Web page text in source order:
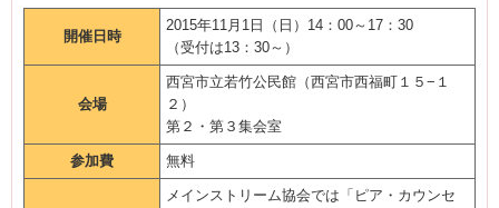
開催日時
2015年11月1日（日）14：00～17：30
（受付は13：30～）
会場
西宮市立若竹公民館（西宮市西福町１５−１
２）
第２・第３集会室
参加費 無料
メインストリーム協会では「ピア・カウンセ